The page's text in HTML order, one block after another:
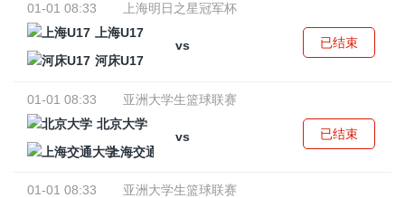
01-01 08:33
上海明日之星冠军杯
上海U17
vs
河床U17
已结束
01-01 08:33
亚洲大学生篮球联赛
北京大学
vs
上海交通大学
已结束
01-01 08:33
亚洲大学生篮球联赛